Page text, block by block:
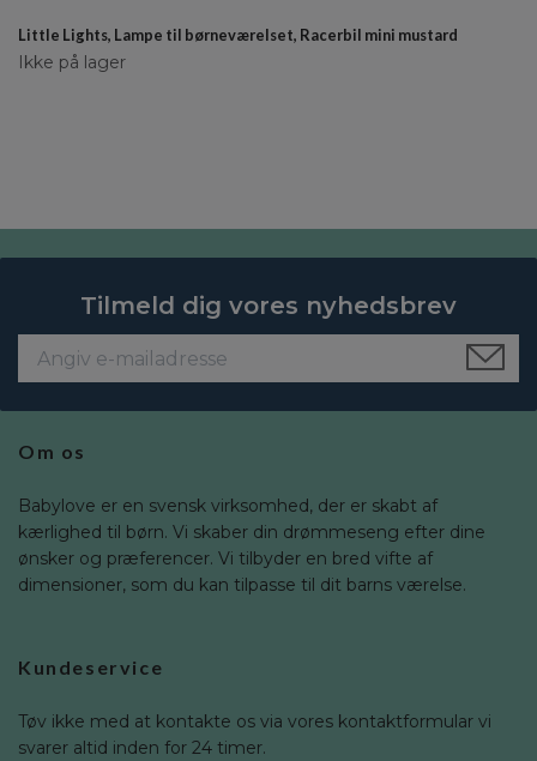
Little Lights, Lampe til børneværelset, Racerbil mini mustard
Ikke på lager
Tilmeld dig vores nyhedsbrev
Om os
Babylove er en svensk virksomhed, der er skabt af
kærlighed til børn. Vi skaber din drømmeseng efter dine
ønsker og præferencer. Vi tilbyder en bred vifte af
dimensioner, som du kan tilpasse til dit barns værelse.
Kundeservice
Tøv ikke med at kontakte os via vores kontaktformular vi
svarer altid inden for 24 timer.